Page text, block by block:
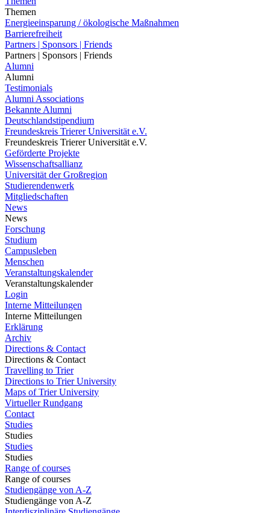
Themen
Energieeinsparung / ökologische Maßnahmen
Barrierefreiheit
Partners | Sponsors | Friends
Partners | Sponsors | Friends
Alumni
Alumni
Testimonials
Alumni Associations
Bekannte Alumni
Deutschlandstipendium
Freundeskreis Trierer Universität e.V.
Freundeskreis Trierer Universität e.V.
Geförderte Projekte
Wissenschaftsallianz
Universität der Großregion
Studierendenwerk
Mitgliedschaften
News
News
Forschung
Studium
Campusleben
Menschen
Veranstaltungskalender
Veranstaltungskalender
Login
Interne Mitteilungen
Interne Mitteilungen
Erklärung
Archiv
Directions & Contact
Directions & Contact
Travelling to Trier
Directions to Trier University
Maps of Trier University
Virtueller Rundgang
Contact
Studies
Studies
Studies
Studies
Range of courses
Range of courses
Studiengänge von A-Z
Studiengänge von A-Z